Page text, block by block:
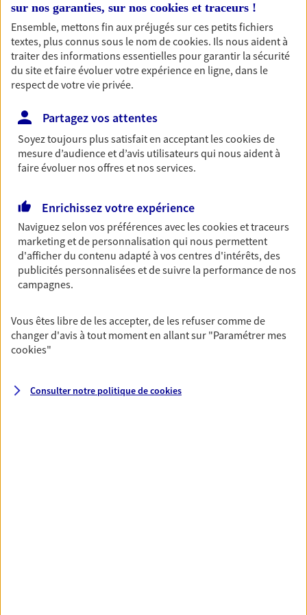
Découvrir l'offre Multirisque Entreprise
DEMANDER UN DEVIS
En tant que professionnel de la construction, vous
êtes exposé à de nombreux risques. Bâtissez-vous
une protection solide.
Découvrir l'offre Assurance décennale
DEMANDER UN DEVIS
VOIR TOUTES NOS OFFRES
Nos expertises
sur nos garanties, sur nos cookies et traceurs !
Ensemble, mettons fin aux préjugés sur ces petits fichiers
textes, plus connus sous le nom decookies. Ils nous aident à
traiter des informations essentielles pour garantir la sécurité
du site et faire évoluer votre expérience en ligne, dans le
respect de votre vie privée.
Partagez vos attentes
Soyez toujours plus satisfait en acceptant lescookiesde
mesure d’audience et d’avis utilisateurs qui nous aident à
faire évoluer nos offres et nos services.
Enrichissez votre expérience
Naviguez selon vos préférences avec lescookies et traceurs
marketing et de personnalisation qui nous permettent
d'afficher du contenu adapté à vos centres d'intérêts, des
publicités personnalisées et de suivre la performance de nos
campagnes.
Vous êtes libre de les accepter, de les refuser comme de
changer d'avis à tout moment en allant sur "Paramétrer mes
cookies"
Consulter notre politique decookies